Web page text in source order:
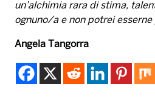
un’alchimia rara di stima,
ognuno/a e non potrei esserne
Angela Tangorra